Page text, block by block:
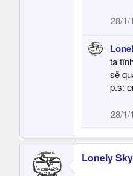
n
28/1/
ta
sẽ
p.s:
28/1/
Lonely Sky